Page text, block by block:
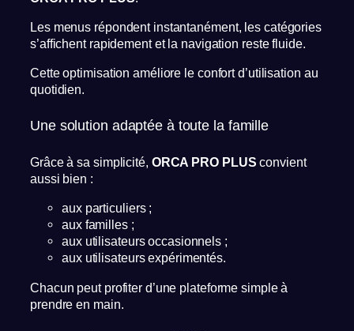
Les menus répondent instantanément, les catégories
s’affichent rapidement et la navigation reste fluide.
Cette optimisation améliore le confort d’utilisation au
quotidien.
Une solution adaptée à toute la famille
Grâce à sa simplicité, ORCA PRO PLUS convient
aussi bien :
aux particuliers ;
aux familles ;
aux utilisateurs occasionnels ;
aux utilisateurs expérimentés.
Chacun peut profiter d’une plateforme simple à
prendre en main.